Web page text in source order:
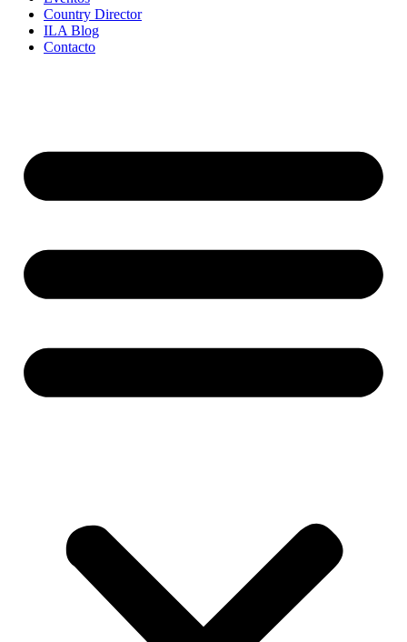
Country Director
ILA Blog
Contacto